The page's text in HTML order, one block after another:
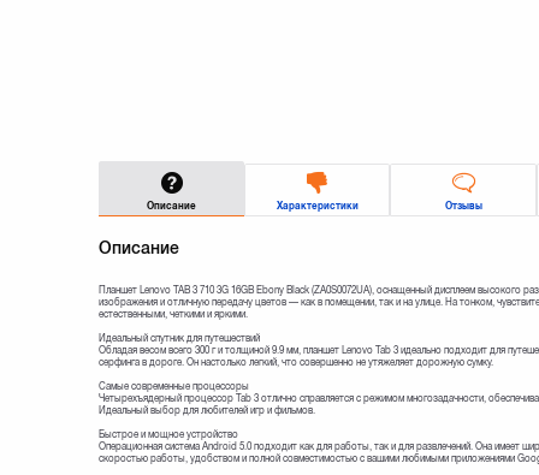
Описание Характеристики Отзывы
Описание
Планшет Lenovo TAB 3 710 3G 16GB Ebony Black (ZA0S0072UA), оснащенный дисплеем высокого
изображения и отличную передачу цветов — как в помещении, так и на улице. На тонком,
естественными, четкими и яркими.
Идеальный спутник для путешествий
Обладая весом всего 300 г и толщиной 9.9 мм, планшет Lenovo Tab 3 идеально подходит для
серфинга в дороге. Он настолько легкий, что совершенно не утяжеляет дорожную сумку.
Самые современные процессоры
Четырехъядерный процессор Tab 3 отлично справляется с режимом многозадачности,
Идеальный выбор для любителей игр и фильмов.
Быстрое и мощное устройство
Операционная система Android 5.0 подходит как для работы, так и для развлечений. Она имеет
скоростью работы, удобством и полной совместимостью с вашими любимыми приложениями